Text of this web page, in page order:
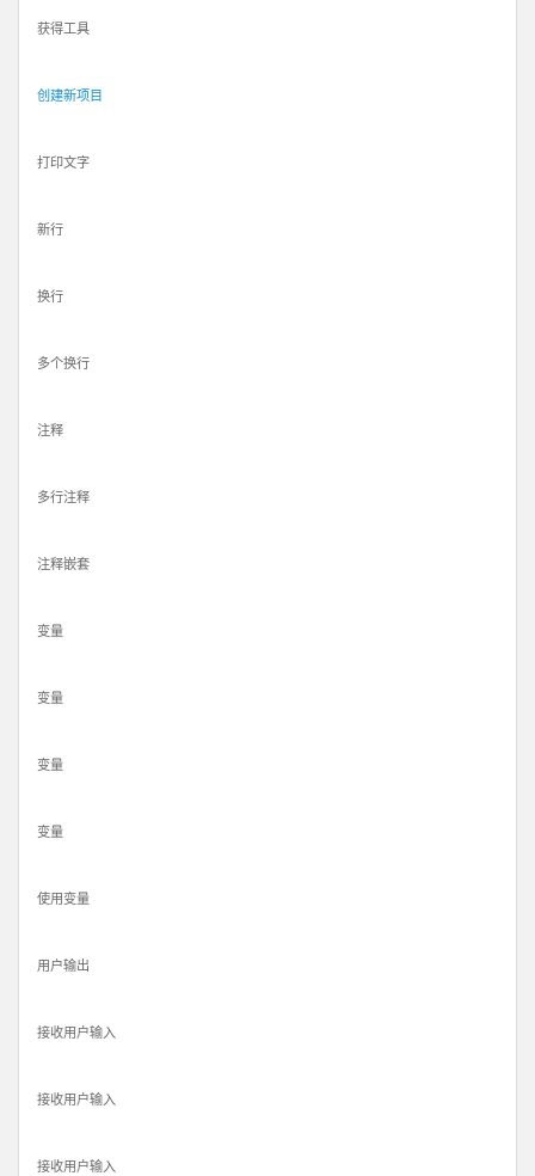
获得工具
创建新项目
打印文字
新行
换行
多个换行
注释
多行注释
注释嵌套
变量
变量
变量
变量
使用变量
用户输出
接收用户输入
接收用户输入
接收用户输入